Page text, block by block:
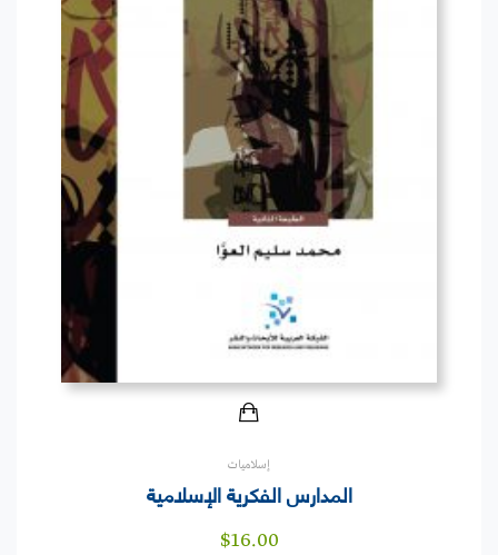
إسلاميات
المدارس الفكرية الإسلامية
$16.00